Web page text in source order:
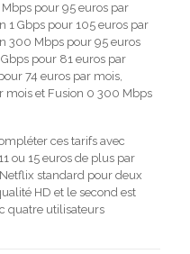
pour 95 euros par
1 Gbps pour 105 euros par
300 Mbps pour 95 euros
pour 81 euros par
74 euros par mois,
mois et Fusion 0 300 Mbps
ces tarifs avec
ou 15 euros de plus par
standard pour deux
HD et le second est
quatre utilisateurs